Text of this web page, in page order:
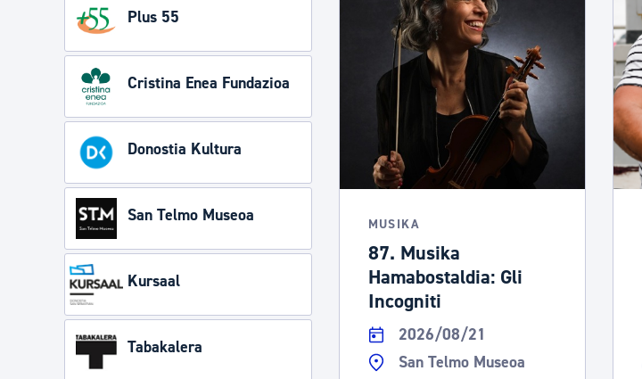
Plus 55
Cristina Enea Fundazioa
Donostia Kultura
San Telmo Museoa
Kursaal
Tabakalera
MUSIKA
87. Musika
Hamabostaldia: Gli
Incogniti
2026/08/21
San Telmo Museoa